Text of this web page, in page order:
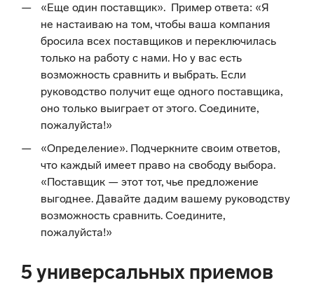
«Еще один поставщик». Пример ответа: «Я
не настаиваю на том, чтобы ваша компания
бросила всех поставщиков и переключилась
только на работу с нами. Но у вас есть
возможность сравнить и выбрать. Если
руководство получит еще одного поставщика,
оно только выиграет от этого. Соедините,
пожалуйста!»
«Определение». Подчеркните своим ответов,
что каждый имеет право на свободу выбора.
«Поставщик — этот тот, чье предложение
выгоднее. Давайте дадим вашему руководству
возможность сравнить. Соедините,
пожалуйста!»
5 универсальных приемов